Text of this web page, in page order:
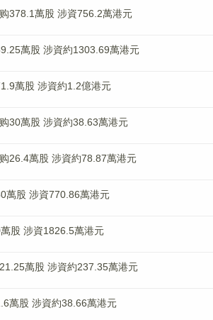
378.1萬股 涉資756.2萬港元
萬股 涉資約1303.69萬港元
萬股 涉資約1.2億港元
30萬股 涉資約38.63萬港元
26.4萬股 涉資約78.87萬港元
萬股 涉資770.86萬港元
股 涉資1826.5萬港元
萬股 涉資約237.35萬港元
萬股 涉資約38.66萬港元